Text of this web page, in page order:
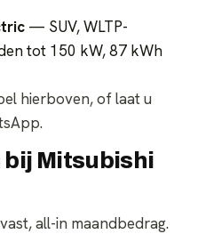
— SUV, WLTP-
tot 150 kW, 87 kWh
hierboven, of laat u
bij Mitsubishi
all-in maandbedrag.